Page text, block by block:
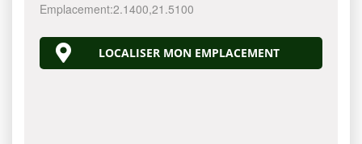
Emplacement:2.1400,21.5100
LOCALISER MON EMPLACEMENT